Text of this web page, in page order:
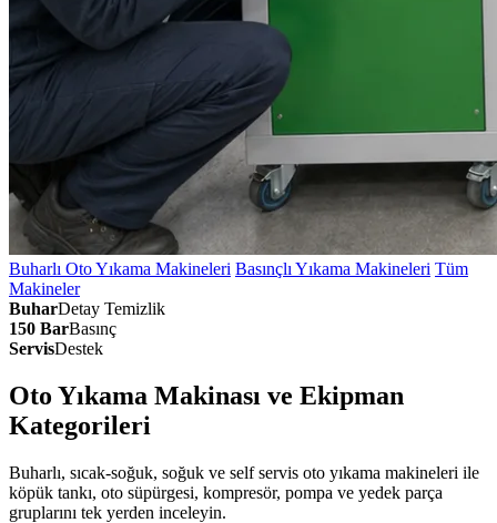
Buharlı Oto Yıkama Makineleri Basınçlı Yıkama Makineleri Tüm
Makineler
BuharDetay Temizlik
150 BarBasınç
ServisDestek
Oto Yıkama Makinası ve Ekipman
Kategorileri
Buharlı, sıcak-soğuk, soğuk ve self servis oto yıkama makineleri ile
köpük tankı, oto süpürgesi, kompresör, pompa ve yedek parça
gruplarını tek yerden inceleyin.